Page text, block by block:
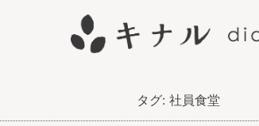
タグ: 社員食堂